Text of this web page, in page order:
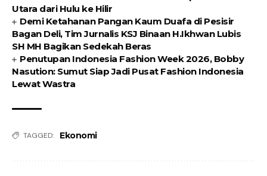
Utara dari Hulu ke Hilir
Demi Ketahanan Pangan Kaum Duafa di Pesisir
Bagan Deli, Tim Jurnalis KSJ Binaan H.Ikhwan Lubis
SH MH Bagikan Sedekah Beras
Penutupan Indonesia Fashion Week 2026, Bobby
Nasution: Sumut Siap Jadi Pusat Fashion Indonesia
Lewat Wastra
TAGGED: Ekonomi